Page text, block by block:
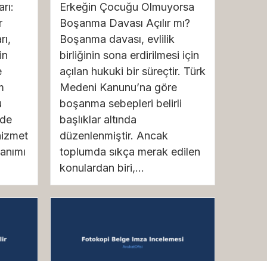
Erkeğin Çocuğu Olmuyorsa
Boşanma Davası Açılır mı?
Boşanma davası, evlilik
birliğinin sona erdirilmesi için
açılan hukuki bir süreçtir. Türk
Medeni Kanunu’na göre
boşanma sebepleri belirli
başlıklar altında
düzenlenmiştir. Ancak
toplumda sıkça merak edilen
konulardan biri,...